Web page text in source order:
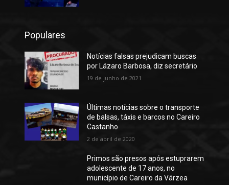
Populares
Notícias falsas prejudicam buscas
por Lázaro Barbosa, diz secretário
19 de junho de 2021
Últimas notícias sobre o transporte
de balsas, táxis e barcos no Careiro
Castanho
2 de abril de 2020
Primos são presos após estuprarem
adolescente de 17 anos, no
município de Careiro da Várzea